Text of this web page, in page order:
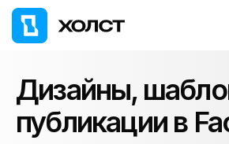
Дизайны,
публикации в